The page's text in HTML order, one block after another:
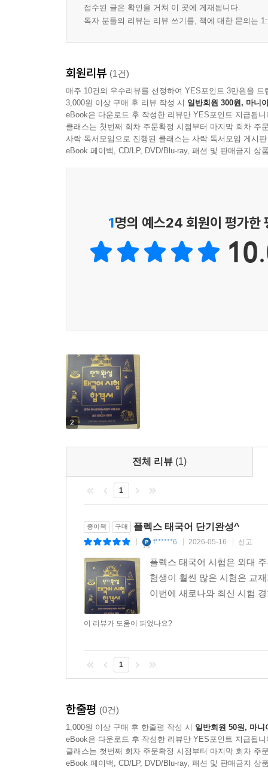
접수된 글은 확인을 거쳐 이 곳에 게재됩니다.
독자 분들의 리뷰는 리뷰 쓰기를, 책에 대한 문의는
회원리뷰 (1건)
매주 10건의 우수리뷰를 선정하여 YES포인트 3만원을 드
3,000원 이상 구매 후 리뷰 작성 시 일반회원 300원, 마니
eBook은 다운로드 후 작성한 리뷰만 YES포인트 지급됩니
클래스는 첫번째 회차 주문확정 시점부터 마지막 회차 주
사락 독서모임으로 진행된 클래스는 사락 독서모임 게시
eBook 페이백, CD/LP, DVD/Blu-ray, 패션 및 판매금지 상
1명의 예스24 회원이 평가한
2
전체 리뷰 (1)
1
종이책 구매 플렉스 태국어 단기완성^
f******6 2026-05-16 신고
플렉스 태국어 시험은 외대
험생이 훨씬 많은 시험은 교
이번에 새로나와 최신 시험
이 리뷰가 도움이 되었나요?
1
한줄평 (0건)
1,000원 이상 구매 후 한줄평 작성 시 일반회원 50원, 마니
eBook은 다운로드 후 작성한 리뷰만 YES포인트 지급됩니
클래스는 첫번째 회차 주문확정 시점부터 마지막 회차 주
eBook 페이백, CD/LP, DVD/Blu-ray, 패션 및 판매금지 상